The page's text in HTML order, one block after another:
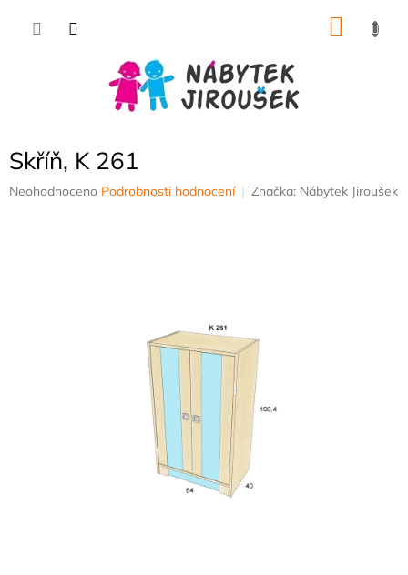
Skříň, K 261
Průměrné
Neohodnoceno Podrobnosti hodnocení Značka: Nábytek Jiroušek